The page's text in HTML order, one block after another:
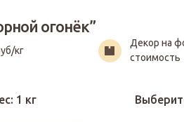
огонёк”
кг
Декор на
стоимость
1 кг